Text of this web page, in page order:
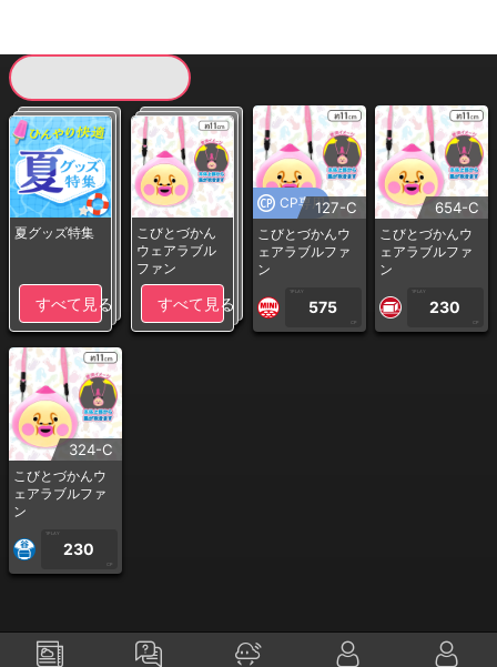
夏グッズ特集
すべて見る
こびとづかん
ウェアラブル
ファン
すべて見る
CP専用127-C
こびとづかんウ
ェアラブルファ
ン
1PLAY
575
CP
654-C
こびとづかんウ
ェアラブルファ
ン
1PLAY
230
CP
324-C
こびとづかんウ
ェアラブルファ
ン
1PLAY
230
CP